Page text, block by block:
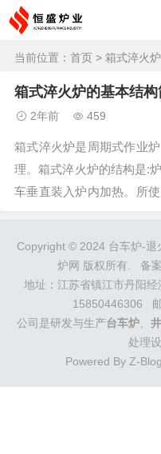
当前位置： 首页 > 箱式淬火炉
箱式淬火炉的基本结
2年前 459
箱式淬火炉是周期式作业
理。箱式淬火炉的结构是:
车垂直装入炉内加热。所
的。箱式淬火炉的名称有:强
Copyright © 2024 台车炉-退
炉网 版权所有. 备案
地址：江苏省镇江市丹阳
15850446306
公司是研发与生产台车炉
处理
Powered By Z-